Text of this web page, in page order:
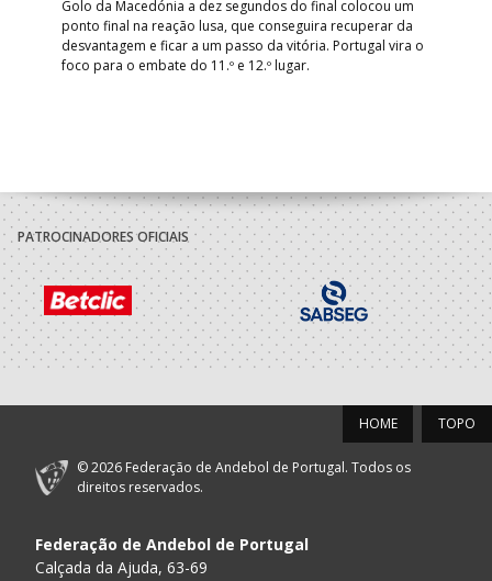
Golo da Macedónia a dez segundos do final colocou um
ponto final na reação lusa, que conseguira recuperar da
desvantagem e ficar a um passo da vitória. Portugal vira o
foco para o embate do 11.º e 12.º lugar.
PATROCINADORES OFICIAIS
TOPO
HOME
© 2026 Federação de Andebol de Portugal. Todos os
direitos reservados.
Federação de Andebol de Portugal
Calçada da Ajuda, 63-69